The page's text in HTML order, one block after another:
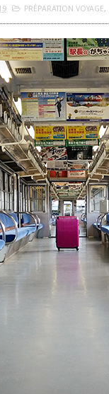
PRÉPARATION VOYAGE,